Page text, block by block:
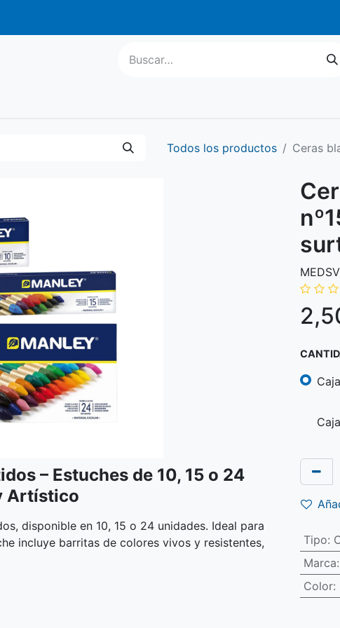
a partir
Todos los productos Ceras
– Estuches de 10, 15 o 24
Artístico
disponible en 10, 15 o 24 unidades. Ideal para
incluye barritas de colores vivos y resistentes,
Tipo:
Marca:
Color: